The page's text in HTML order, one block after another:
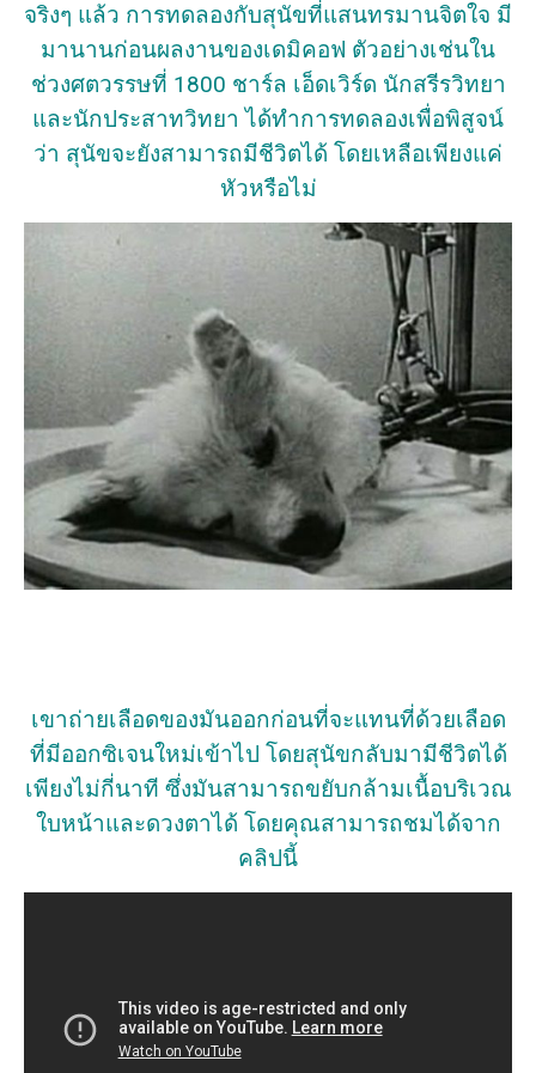
จริงๆ แล้ว การทดลองกับสุนัขที่แสนทรมานจิตใจ มี
มานานก่อนผลงานของเดมิคอฟ ตัวอย่างเช่นใน
ช่วงศตวรรษที่ 1800 ชาร์ล เอ็ดเวิร์ด นักสรีรวิทยา
และนักประสาทวิทยา ได้ทำการทดลองเพื่อพิสูจน์
ว่า สุนัขจะยังสามารถมีชีวิตได้ โดยเหลือเพียงแค่
หัวหรือไม่
เขาถ่ายเลือดของมันออกก่อนที่จะแทนที่ด้วยเลือด
ที่มีออกซิเจนใหม่เข้าไป โดยสุนัขกลับมามีชีวิตได้
เพียงไม่กี่นาที ซึ่งมันสามารถขยับกล้ามเนื้อบริเวณ
ใบหน้าและดวงตาได้ โดยคุณสามารถชมได้จาก
คลิปนี้